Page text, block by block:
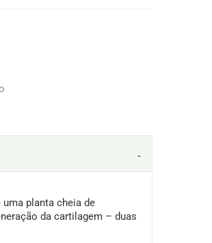
uma planta cheia de
da cartilagem – duas